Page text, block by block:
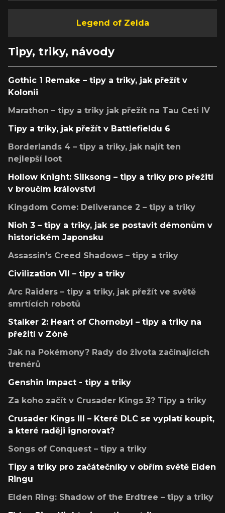
Legend of Zelda
Tipy, triky, návody
Gothic 1 Remake – tipy a triky, jak přežít v
Kolonii
Marathon – tipy a triky jak přežít na Tau Ceti IV
Tipy a triky, jak přežít v Battlefieldu 6
Borderlands 4 – tipy a triky, jak najít ten
nejlepší loot
Hollow Knight: Silksong – tipy a triky pro přežití
v broučím království
Kingdom Come: Deliverance 2 – tipy a triky
Nioh 3 – tipy a triky, jak se postavit démonům v
historickém Japonsku
Assassin's Creed Shadows – tipy a triky
Civilization VII – tipy a triky
Arc Raiders – tipy a triky, jak přežít ve světě
smrtících robotů
Stalker 2: Heart of Chornobyl – tipy a triky na
přežití v Zóně
Jak na Pokémony? Rady do života začínajících
trenérů
Genshin Impact - tipy a triky
Za koho začít v Crusader Kings 3? Tipy a triky
Crusader Kings III – Které DLC se vyplatí koupit,
a které raději ignorovat?
Songs of Conquest – tipy a triky
Tipy a triky pro začátečníky v obřím světě Elden
Ringu
Elden Ring: Shadow of the Erdtree – tipy a triky